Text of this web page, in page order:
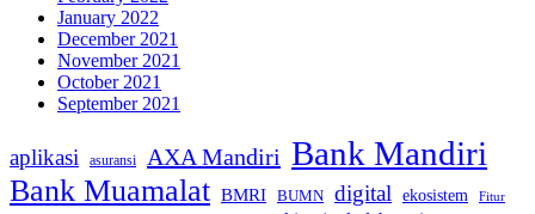
January 2022
December 2021
November 2021
October 2021
September 2021
aplikasi asuransi AXA Mandiri Bank Mandiri
Bank Muamalat BMRI BUMN digital ekosistem Fitur